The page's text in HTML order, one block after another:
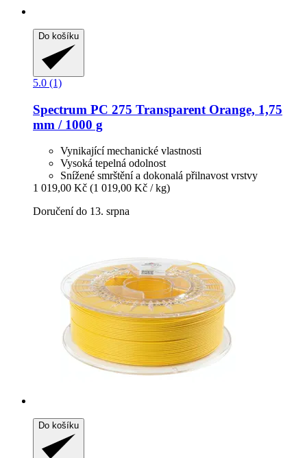
Do košíku
5.0 (1)
Spectrum PC 275 Transparent Orange, 1,75
mm / 1000 g
Vynikající mechanické vlastnosti
Vysoká tepelná odolnost
Snížené smrštění a dokonalá přilnavost vrstvy
1 019,00 Kč (1 019,00 Kč / kg)
Doručení do 13. srpna
Do košíku